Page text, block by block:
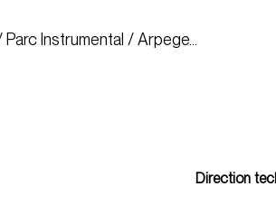
Instrumental / Arpege…
Direction